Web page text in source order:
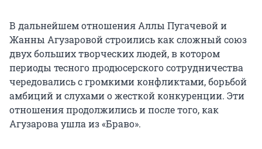
В дальнейшем отношения Аллы Пугачевой и
Жанны Агузаровой строились как сложный союз
двух больших творческих людей, в котором
периоды тесного продюсерского сотрудничества
чередовались с громкими конфликтами, борьбой
амбиций и слухами о жесткой конкуренции. Эти
отношения продолжились и после того, как
Агузарова ушла из «Браво».